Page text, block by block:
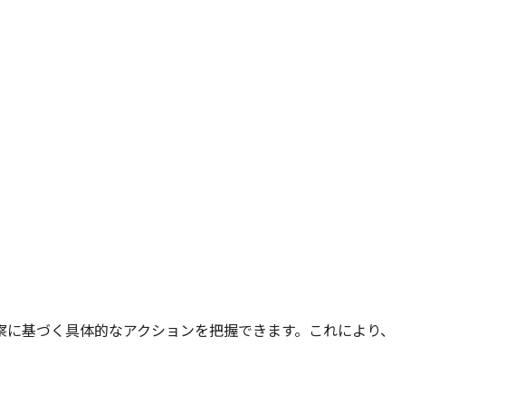
基づく具体的なアクションを把握できます。これにより、